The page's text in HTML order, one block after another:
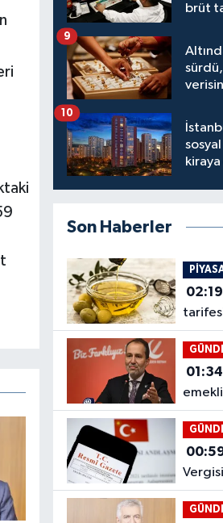
brüt
9
kiraya
10
Son Haberler
02:19
yüzde
01:34
çözüm
Resmî